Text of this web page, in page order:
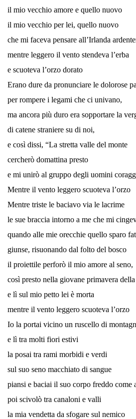
il mio vecchio amore e quello nuovo
il mio vecchio per lei, quello nuovo
che mi faceva pensare all’Irlanda
mentre leggero il vento stendeva l’erba
e scuoteva l’orzo dorato
Erano dure da pronunciare le dolorose
per rompere i legami che ci univano,
ma ancora più duro era sopportare la
di catene straniere su di noi,
e così dissi, “La stretta valle del monte
cercherò domattina presto
e mi unirò al gruppo degli uomini
Mentre il vento leggero scuoteva l’orzo
Mentre triste le baciavo via le lacrime
le sue braccia intorno a me che mi
quando alle mie orecchie quello sparo
giunse, risuonando dal folto del bosco
il proiettile perforò il mio amore al seno,
così presto nella giovane primavera
e lì sul mio petto lei è morta
mentre il vento leggero scuoteva l’orzo
Io la portai vicino un ruscello di
e lì tra molti fiori estivi
la posai tra rami morbidi e verdi
sul suo seno macchiato di sangue
piansi e baciai il suo corpo freddo come
poi scivolò tra canaloni e valli
la mia vendetta da sfogare sul nemico